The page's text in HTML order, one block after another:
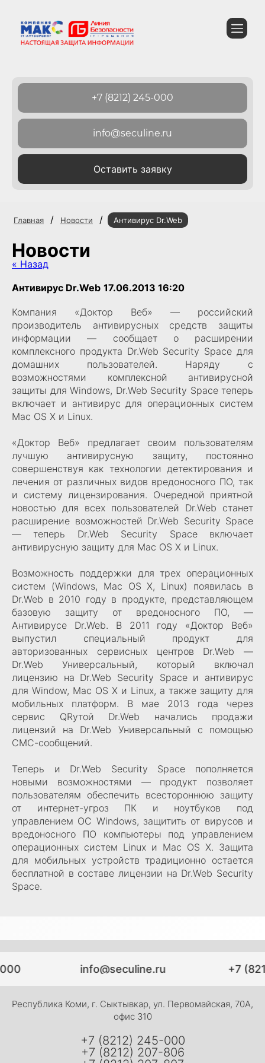
+7 (8212) 245-000
info@seculine.ru
Оставить заявку
Главная / Новости / Антивирус Dr.Web
Новости
« Назад
Антивирус Dr.Web 17.06.2013 16:20
Компания «Доктор Веб» — российский
производитель антивирусных средств защиты
информации — сообщает о расширении
комплексного продукта Dr.Web Security Space для
домашних пользователей. Наряду с
возможностями комплексной антивирусной
защиты для Windows, Dr.Web Security Space теперь
включает и антивирус для операционных систем
Mac OS X и Linux.
«Доктор Веб» предлагает своим пользователям
лучшую антивирусную защиту, постоянно
совершенствуя как технологии детектирования и
лечения от различных видов вредоносного ПО, так
и систему лицензирования. Очередной приятной
новостью для всех пользователей Dr.Web станет
расширение возможностей Dr.Web Security Space
— теперь Dr.Web Security Space включает
антивирусную защиту для Mac OS X и Linux.
Возможность поддержки для трех операционных
систем (Windows, Mac OS X, Linux) появилась в
Dr.Web в 2010 году в продукте, представляющем
базовую защиту от вредоносного ПО, —
Антивирусе Dr.Web. В 2011 году «Доктор Веб»
выпустил специальный продукт для
авторизованных сервисных центров Dr.Web —
Dr.Web Универсальный, который включал
лицензию на Dr.Web Security Space и антивирус
для Window, Mac OS X и Linux, а также защиту для
мобильных платформ. В мае 2013 года через
сервис QRутой Dr.Web начались продажи
лицензий на Dr.Web Универсальный c помощью
СМС-сообщений.
Теперь и Dr.Web Security Space пополняется
новыми возможностями — продукт позволяет
пользователям обеспечить всестороннюю защиту
от интернет-угроз ПК и ноутбуков под
управлением ОС Windows, защитить от вирусов и
вредоносного ПО компьютеры под управлением
операционных систем Linux и Mac OS X. Защита
для мобильных устройств традиционно остается
бесплатной в составе лицензии на Dr.Web Security
Space.
info@seculine.ru +7
Республика Коми, г. Сыктывкар, ул. Первомайская, 70А,
офис 310
+7 (8212) 245-000
+7 (8212) 207-806